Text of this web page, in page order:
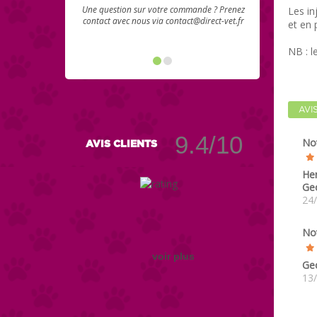
Une question sur votre commande ? Prenez
contact avec nous via contact@direct-vet.fr
AVIS CLIENTS 9.4/10
voir plus
Les
et en
NB :